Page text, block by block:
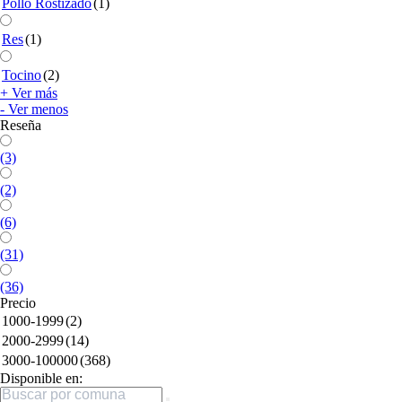
Pollo Rostizado(1)
Res(1)
Tocino(2)
+ Ver más
- Ver menos
Reseña
(3)
(2)
(6)
(31)
(36)
Precio
1000-1999(2)
2000-2999(14)
3000-100000(368)
Disponible en:
Buscar